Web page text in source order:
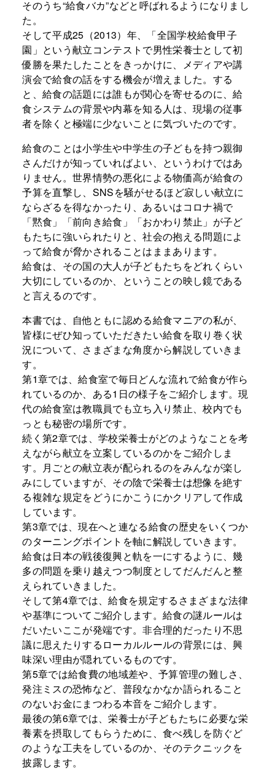
そのうち“給食バカ”などと呼ばれるようになりまし
た。
そして平成25（2013）年、「全国学校給食甲子
園」という献立コンテストで男性栄養士として初
優勝を果たしたことをきっかけに、メディアや講
演会で給食の話をする機会が増えました。する
と、給食の話題には誰もが関心を寄せるのに、給
食システムの背景や内幕を知る人は、現場の従事
者を除くと極端に少ないことに気づいたのです。
給食のことは小学生や中学生の子どもを持つ親御
さんだけが知っていればよい、というわけではあ
りません。世界情勢の悪化による物価高が給食の
予算を直撃し、SNSを騒がせるほど寂しい献立に
ならざるを得なかったり、あるいはコロナ禍で
「黙食」「前向き給食」「おかわり禁止」が子ど
もたちに強いられたりと、社会の抱える問題によ
って給食が脅かされることはままあります。
給食は、その国の大人が子どもたちをどれくらい
大切にしているのか、ということの映し鏡である
と言えるのです。
本書では、自他ともに認める給食マニアの私が、
皆様にぜひ知っていただきたい給食を取り巻く状
況について、さまざまな角度から解説していきま
す。
第1章では、給食室で毎日どんな流れで給食が作ら
れているのか、ある1日の様子をご紹介します。現
代の給食室は教職員でも立ち入り禁止、校内でも
っとも秘密の場所です。
続く第2章では、学校栄養士がどのようなことを考
えながら献立を立案しているのかをご紹介しま
す。月ごとの献立表が配られるのをみんなが楽し
みにしていますが、その陰で栄養士は想像を絶す
る複雑な規定をどうにかこうにかクリアして作成
しています。
第3章では、現在へと連なる給食の歴史をいくつか
のターニングポイントを軸に解説していきます。
給食は日本の戦後復興と軌を一にするように、幾
多の問題を乗り越えつつ制度としてだんだんと整
えられていきました。
そして第4章では、給食を規定するさまざまな法律
や基準についてご紹介します。給食の謎ルールは
だいたいここが発端です。非合理的だったり不思
議に思えたりするローカルルールの背景には、興
味深い理由が隠れているものです。
第5章では給食費の地域差や、予算管理の難しさ、
発注ミスの恐怖など、普段なかなか語られること
のないお金にまつわる本音をご紹介します。
最後の第6章では、栄養士が子どもたちに必要な栄
養素を摂取してもらうために、食べ残しを防ぐど
のような工夫をしているのか、そのテクニックを
披露します。